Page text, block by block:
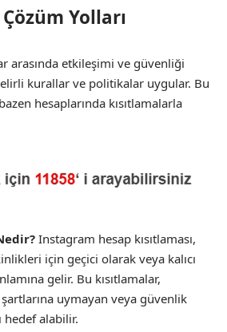
Yolları
arasında etkileşimi ve güvenliği
kurallar ve politikalar uygular. Bu
hesaplarında kısıtlamalarla
Instagram hesap kısıtlaması,
için geçici olarak veya kalıcı
gelir. Bu kısıtlamalar,
uymayan veya güvenlik
hedef alabilir.